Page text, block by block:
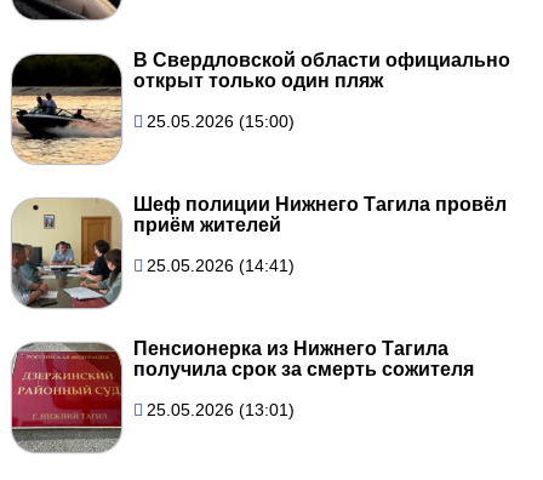
В Свердловской области официально
открыт только один пляж
25.05.2026 (15:00)
Шеф полиции Нижнего Тагила провёл
приём жителей
25.05.2026 (14:41)
Пенсионерка из Нижнего Тагила
получила срок за смерть сожителя
25.05.2026 (13:01)